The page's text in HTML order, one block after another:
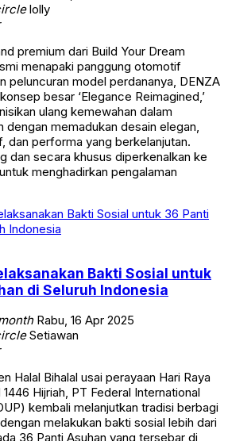
lolly
premium dari Build Your Dream
menapaki panggung otomotif
peluncuran model perdananya, DENZA
besar ‘Elegance Reimagined,’
ulang kemewahan dalam
dengan memadukan desain elegan,
dan performa yang berkelanjutan.
dan secara khusus diperkenalkan ke
menghadirkan pengalaman
Bakti Sosial untuk
di Seluruh Indonesia
Rabu, 16 Apr 2025
Setiawan
Halal Bihalal usai perayaan Hari Raya
1446 Hijriah, PT Federal International
kembali melanjutkan tradisi berbagi
melakukan bakti sosial lebih dari
36 Panti Asuhan yang tersebar di